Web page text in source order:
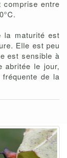
entre
la maturité est
Elle est peu
est sensible à
abritée le jour,
de la